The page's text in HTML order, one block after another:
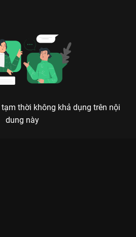
thời không khả dụng trên nội
dung này